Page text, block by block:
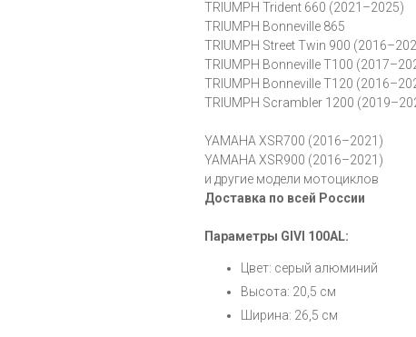
TRIUMPH Trident 660 (2021–2025)
TRIUMPH Bonneville 865
TRIUMPH Street Twin 900
TRIUMPH Bonneville T100
TRIUMPH Bonneville T120
TRIUMPH Scrambler 1200
YAMAHA XSR700 (2016–2021)
YAMAHA XSR900 (2016–2021)
и другие модели мотоциклов
Доставка по всей России
Параметры GIVI 100AL:
Цвет: серый алюминий
Высота: 20,5 см
Ширина: 26,5 см